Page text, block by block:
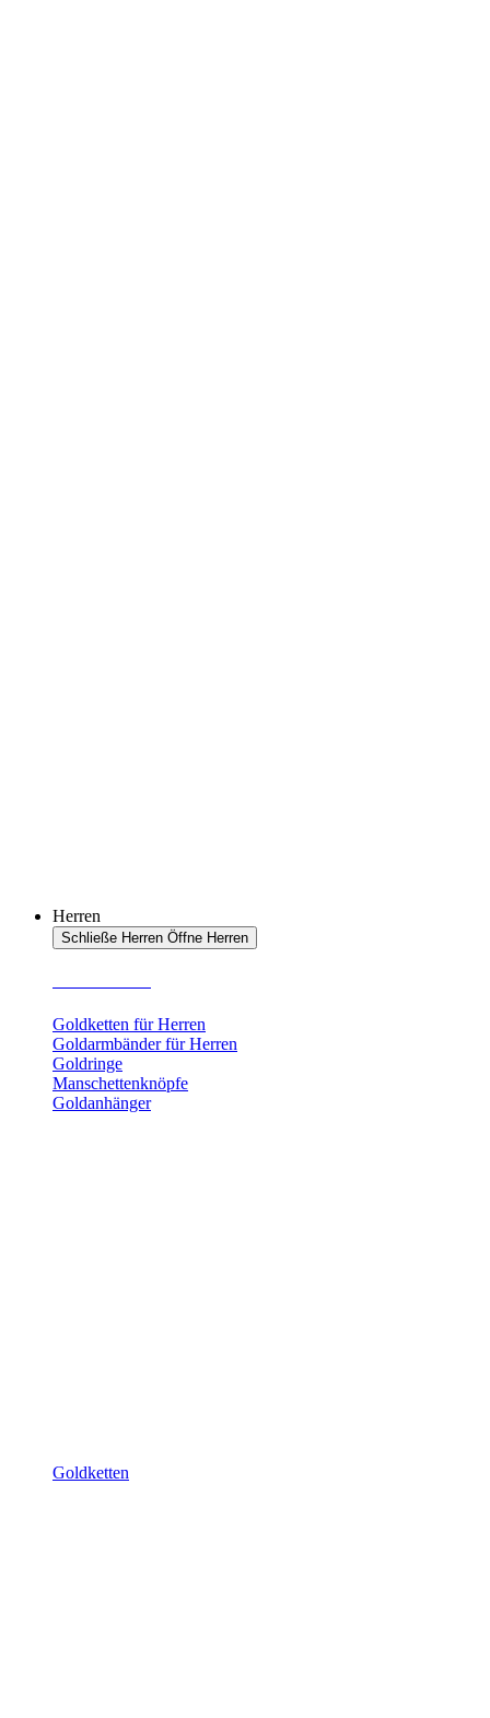
Herren
Schließe Herren Öffne Herren
Goldketten für Herren
Goldarmbänder für Herren
Goldringe
Manschettenknöpfe
Goldanhänger
Goldketten